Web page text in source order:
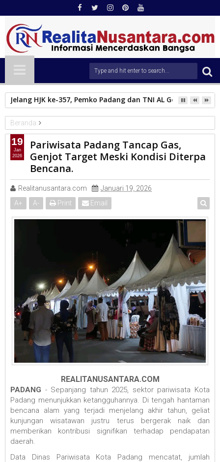
Jelang HJK ke-357, Pemko Padang dan TNI AL Gelar Bakti
Beranda
PEMKO PADANG
Pariwisata Padang Tancap Gas, Genjot Target Meski Kondisi
Diterpa Bencana.
Pariwisata Padang Tancap Gas,
Genjot Target Meski Kondisi Diterpa
Bencana.
Realitanusantara.com
Januari 19, 2026
A+ A- Print Email
REALITANUSANTARA.COM
PADANG - Sepanjang tahun 2025, sektor pariwisata Kota
Padang menunjukkan ketangguhannya. Di tengah hantaman
bencana alam yang terjadi menjelang akhir tahun, geliat
kunjungan wisatawan justru terus bergerak naik dan
memberikan kontribusi signifikan terhadap pendapatan
daerah.
Data Dinas Pariwisata Kota Padang mencatat, jumlah
19
Jan
2026